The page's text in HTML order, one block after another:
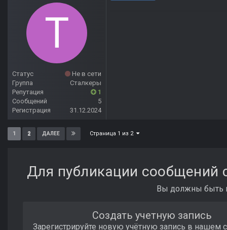
Статус
Не в сети
Группа
Сталкеры
Репутация
1
Сообщений
5
Регистрация
31.12.2024
1 2 ДАЛЕЕ Страница 1 из 2
Для публикации сообщений
Вы должны быть
Создать учетную запись
Зарегистрируйте новую учётную запись в нашем